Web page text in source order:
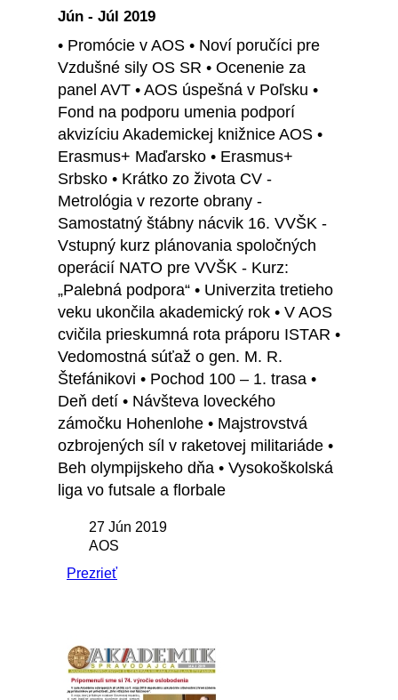
Jún - Júl 2019
• Promócie v AOS • Noví poručíci pre
Vzdušné sily OS SR • Ocenenie za
panel AVT • AOS úspešná v Poľsku •
Fond na podporu umenia podporí
akvizíciu Akademickej knižnice AOS •
Erasmus+ Maďarsko • Erasmus+
Srbsko • Krátko zo života CV -
Metrológia v rezorte obrany -
Samostatný štábny nácvik 16. VVŠK -
Vstupný kurz plánovania spoločných
operácií NATO pre VVŠK - Kurz:
„Palebná podpora“ • Univerzita tretieho
veku ukončila akademický rok • V AOS
cvičila prieskumná rota práporu ISTAR •
Vedomostná súťaž o gen. M. R.
Štefánikovi • Pochod 100 – 1. trasa •
Deň detí • Návšteva loveckého
zámočku Hohenlohe • Majstrovstvá
ozbrojených síl v raketovej militariáde •
Beh olympijskeho dňa • Vysokoškolská
liga vo futsale a florbale
27 Jún 2019
AOS
Prezrieť